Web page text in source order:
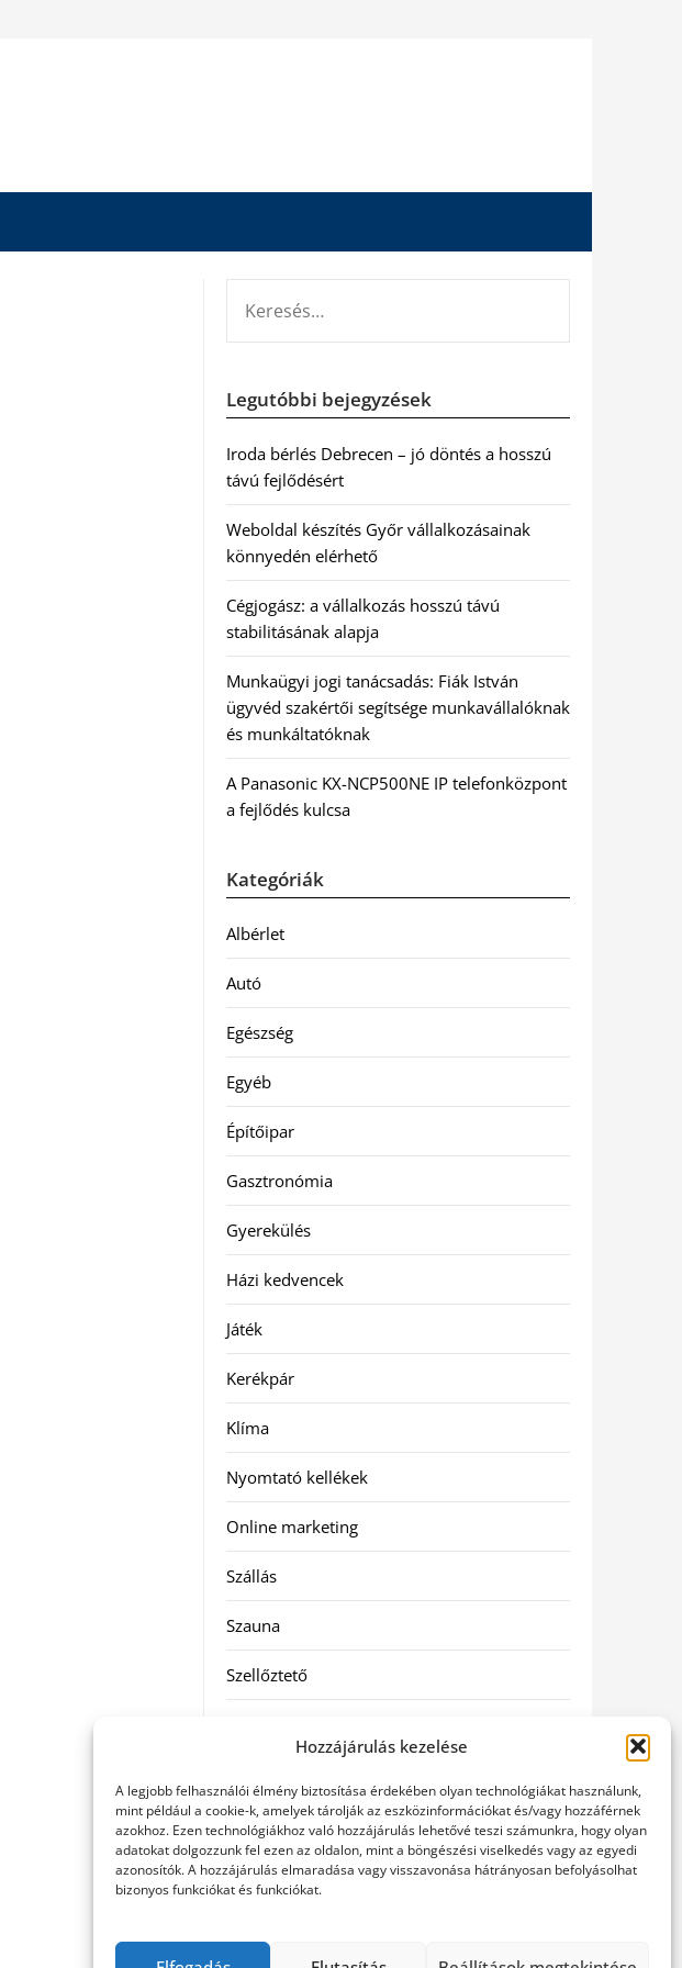
Hozzájárulás kezelése
A legjobb felhasználói élmény biztosítása érdekében olyan technológiákat használunk,
mint például a cookie-k, amelyek tárolják az eszközinformációkat és/vagy hozzáférnek
azokhoz. Ezen technológiákhoz való hozzájárulás lehetővé teszi számunkra, hogy olyan
adatokat dolgozzunk fel ezen az oldalon, mint a böngészési viselkedés vagy az egyedi
azonosítók. A hozzájárulás elmaradása vagy visszavonása hátrányosan befolyásolhat
bizonyos funkciókat és funkciókat.
Legutóbbi bejegyzések
Iroda bérlés Debrecen – jó döntés a hosszú
távú fejlődésért
Weboldal készítés Győr vállalkozásainak
könnyedén elérhető
Cégjogász: a vállalkozás hosszú távú
stabilitásának alapja
Munkaügyi jogi tanácsadás: Fiák István
ügyvéd szakértői segítsége munkavállalóknak
és munkáltatóknak
A Panasonic KX-NCP500NE IP telefonközpont
a fejlődés kulcsa
Kategóriák
Albérlet
Autó
Egészség
Egyéb
Építőipar
Gasztronómia
Gyerekülés
Házi kedvencek
Játék
Kerékpár
Klíma
Nyomtató kellékek
Online marketing
Szállás
Szauna
Szellőztető
Utazás
Vásárlás